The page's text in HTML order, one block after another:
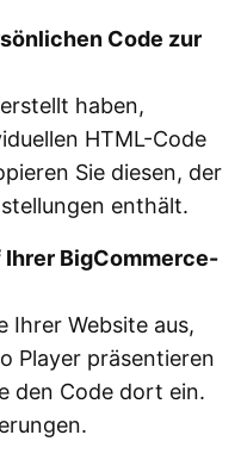
Code zur
haben,
HTML-Code
Sie diesen, der
enthält.
Ihrer BigCommerce-
Ihrer Website aus,
Player präsentieren
den Code dort ein.